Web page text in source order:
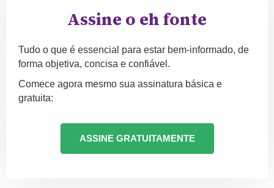
Assine o eh fonte
Tudo o que é essencial para estar bem-informado, de
forma objetiva, concisa e confiável.
Comece agora mesmo sua assinatura básica e
gratuita:
ASSINE GRATUITAMENTE